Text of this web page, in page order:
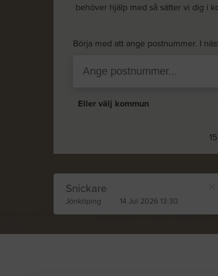
behöver hjälp med så sätter vi dig i
Börja med att ange postnummer. I
Eller välj kommun
Snickare
Jönköping 14 Jul 2026 13:30